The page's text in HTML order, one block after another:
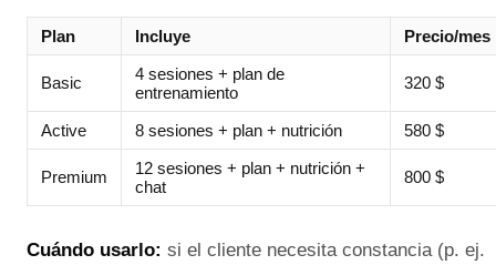
Plan Incluye Precio/mes
Basic
4 sesiones + plan de
entrenamiento
320 $
Active 8 sesiones + plan + nutrición 580 $
Premium
12 sesiones + plan + nutrición +
chat
800 $
Cuándo usarlo: si el cliente necesita constancia (p. ej.